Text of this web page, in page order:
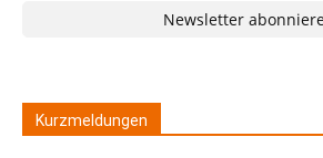
Newsletter
Kurzmeldungen